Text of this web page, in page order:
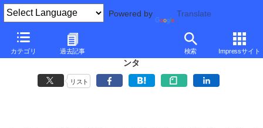
Powered by Translate
カテゴリ 過去記事 検索 Impressサイト
大河原克行の「パソコン業界、東奔西走」
エプソンが新興国市場で本格化させるインクカートリッジ交換不要プリ
ンタ
リスト